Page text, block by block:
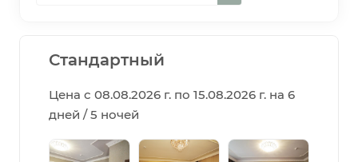
Стандартный
Цена с 08.08.2026 г. по 15.08.2026 г. на 6
дней / 5 ночей